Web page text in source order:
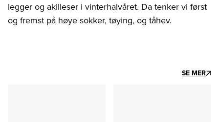
legger og akilleser i vinterhalvåret. Da tenker vi først
og fremst på høye sokker, tøying, og tåhev.
SE MER